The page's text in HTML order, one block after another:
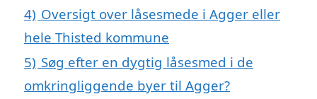
4) Oversigt over låsesmede i Agger eller
hele Thisted kommune
5) Søg efter en dygtig låsesmed i de
omkringliggende byer til Agger?